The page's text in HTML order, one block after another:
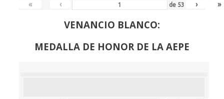
« ‹ de 53 › »
VENANCIO BLANCO:
MEDALLA DE HONOR DE LA AEPE